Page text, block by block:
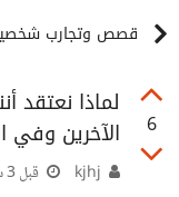
قصص وتجارب
6
لماذا نعتقد
الآخرين وفي
قبل 3 سنوات